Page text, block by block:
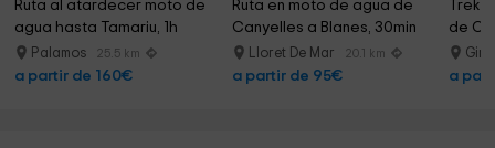
Ruta al atardecer moto de
agua hasta Tamariu, 1h
Palamos 25.5 km
a partir de 160€
Ruta en moto de agua de
Canyelles a Blanes, 30min
Lloret De Mar 20.1 km
a partir de 95€
de
a